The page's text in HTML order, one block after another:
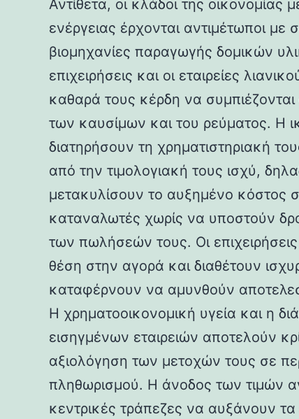
Αντίθετα, οι κλάδοι της οικονομίας
ενέργειας έρχονται αντιμέτωποι με
βιομηχανίες παραγωγής δομικών
επιχειρήσεις και οι εταιρείες
καθαρά τους κέρδη να
των καυσίμων και του ρεύματος. Η
διατηρήσουν τη χρηματιστηριακή
από την τιμολογιακή τους ισχύ,
μετακυλίσουν το αυξημένο κόστος
καταναλωτές χωρίς να υποστούν
των πωλήσεών τους. Οι
θέση στην αγορά και διαθέτουν
καταφέρνουν να αμυνθούν
Η χρηματοοικονομική υγεία και η
εισηγμένων εταιρειών αποτελούν
αξιολόγηση των μετοχών τους σε
πληθωρισμού. Η άνοδος των τιμών
κεντρικές τράπεζες να αυξάνουν τα